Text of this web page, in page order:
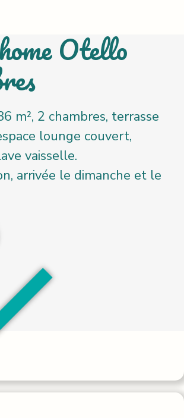
Otello
m², 2 chambres, terrasse
lounge couvert,
vaisselle.
arrivée le dimanche et le